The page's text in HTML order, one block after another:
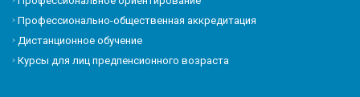
Профессионально-общественная аккредитация
Дистанционное обучение
Курсы для лиц предпенсионного возраста